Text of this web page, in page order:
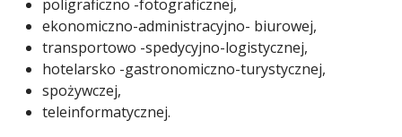
poligraficzno -fotograficznej,
ekonomiczno-administracyjno- biurowej,
transportowo -spedycyjno-logistycznej,
hotelarsko -gastronomiczno-turystycznej,
spożywczej,
teleinformatycznej.